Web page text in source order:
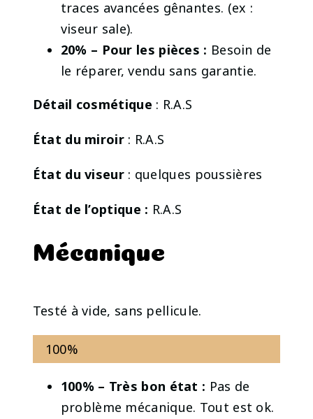
traces avancées gênantes. (ex :
viseur sale).
20% – Pour les pièces : Besoin de
le réparer, vendu sans garantie.
Détail cosmétique : R.A.S
État du miroir: R.A.S
État du viseur: quelques poussières
État de l’optique : R.A.S
Mécanique
Testé à vide, sans pellicule.
100%
100% – Très bon état : Pas de
problème mécanique. Tout est ok.